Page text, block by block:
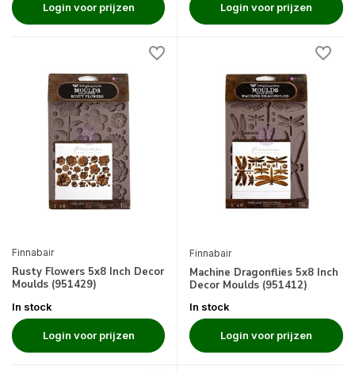
Login voor prijzen Login voor prijzen
Finnabair
Rusty Flowers 5x8 Inch Decor
Moulds (951429)
In stock
Login voor prijzen
Finnabair
Machine Dragonflies 5x8 Inch
Decor Moulds (951412)
In stock
Login voor prijzen